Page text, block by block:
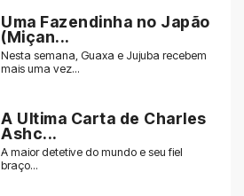
Uma Fazendinha no Japão
(Miçan...
Nesta semana, Guaxa e Jujuba recebem
mais uma vez...
A Ultima Carta de Charles
Ashc...
A maior detetive do mundo e seu fiel
braço...